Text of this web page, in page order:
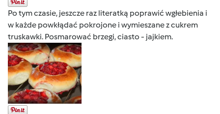
Po tym czasie, jeszcze raz literatką poprawić wgłebienia i
w każde powkłądać pokrojone i wymieszane z cukrem
truskawki. Posmarować brzegi, ciasto - jajkiem.